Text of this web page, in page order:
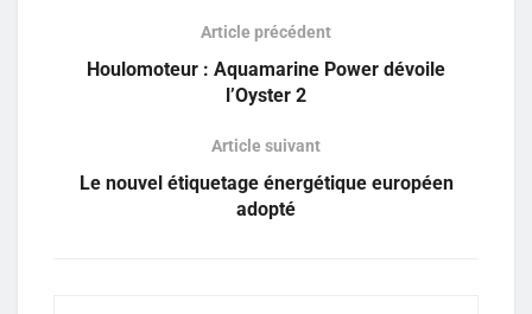
Article précédent
Houlomoteur : Aquamarine Power dévoile
l’Oyster 2
Article suivant
Le nouvel étiquetage énergétique européen
adopté